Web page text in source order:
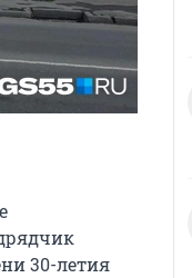
30-летия